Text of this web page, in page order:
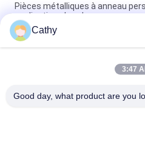
Pièces métalliques à anneau
applications lourdes
Les pièces usinées en métal
parfaite pour les besoins
Services d'usinage de précision
Cathy
3:47
Good day, what product are you